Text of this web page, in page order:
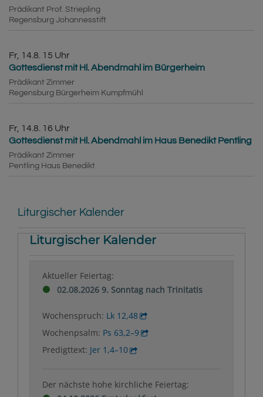
Prädikant Prof. Striepling
Regensburg Johannesstift
Fr, 14.8. 15 Uhr
Gottesdienst mit Hl. Abendmahl im Bürgerheim
Prädikant Zimmer
Regensburg Bürgerheim Kumpfmühl
Fr, 14.8. 16 Uhr
Gottesdienst mit Hl. Abendmahl im Haus Benedikt Pentling
Prädikant Zimmer
Pentling Haus Benedikt
Liturgischer Kalender
Liturgischer Kalender
Aktueller Feiertag:
02.08.2026 9. Sonntag nach Trinitatis
Wochenspruch: Lk 12,48
Wochenpsalm: Ps 63,2–9
Predigttext: Jer 1,4–10
Der nächste hohe kirchliche Feiertag: